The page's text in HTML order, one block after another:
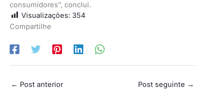
consumidores”, conclui.
Visualizações: 354
Compartilhe
← Post anterior Post seguinte →